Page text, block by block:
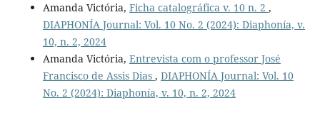
Amanda Victória, Ficha catalográfica v. 10 n. 2 ,
DIAPHONÍA Journal: Vol. 10 No. 2 (2024): Diaphonía, v.
10, n. 2, 2024
Amanda Victória, Entrevista com o professor José
Francisco de Assis Dias , DIAPHONÍA Journal: Vol. 10
No. 2 (2024): Diaphonía, v. 10, n. 2, 2024